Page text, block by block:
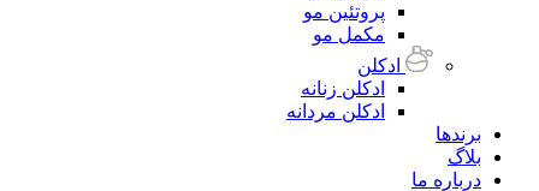
پروتئین مو
مکمل مو
ادکلن
ادکلن زنانه
ادکلن مردانه
برندها
بلاگ
درباره ما